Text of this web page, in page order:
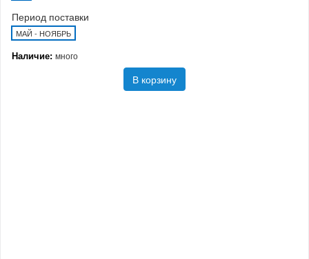
Период поставки
МАЙ - НОЯБРЬ
Наличие: много
В корзину